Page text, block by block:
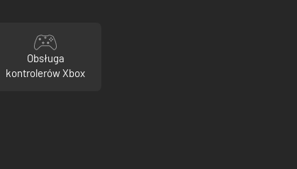
Obsługa
kontrolerów Xbox